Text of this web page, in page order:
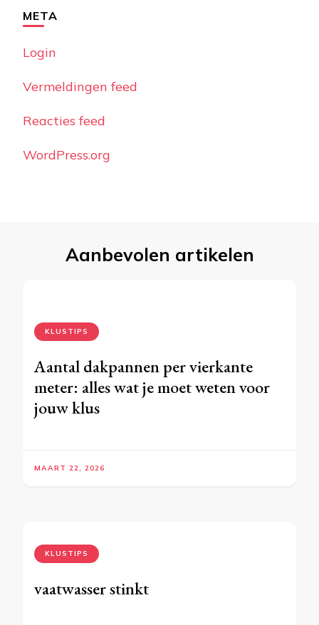
META
Login
Vermeldingen feed
Reacties feed
WordPress.org
Aanbevolen artikelen
KLUSTIPS
Aantal dakpannen per vierkante
meter: alles wat je moet weten voor
jouw klus
MAART 22, 2026
KLUSTIPS
vaatwasser stinkt